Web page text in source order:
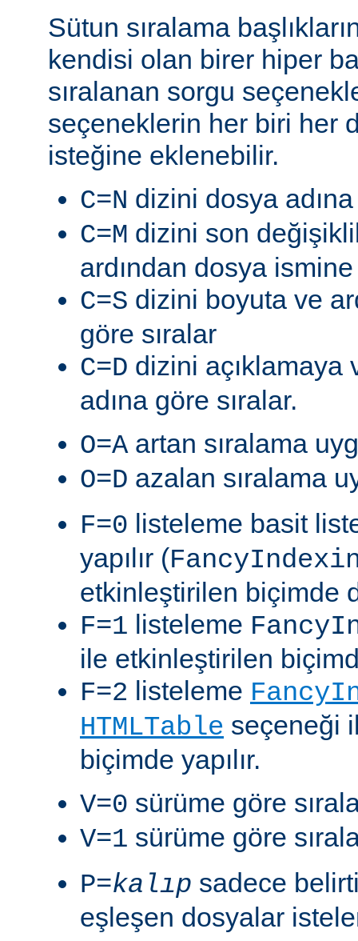
Sütun sıralama
kendisi olan birer hiper
sıralanan sorgu
seçeneklerin her biri her
isteğine eklenebilir.
C=N dizini dosya
C=M dizini son
ardından dosya
C=S dizini boyuta ve
göre sıralar
C=D dizini açıklamaya
adına göre sıralar.
O=A artan sıralama
O=D azalan sıralama
F=0 listeleme basit
yapılır (
etkinleştirilen biçimde
F=1 listeleme
ile etkinleştirilen
F=2 listeleme
HTMLTable seçeneği
biçimde yapılır.
V=0 sürüme göre
V=1 sürüme göre
P=kalıp sadece
eşleşen dosyalar